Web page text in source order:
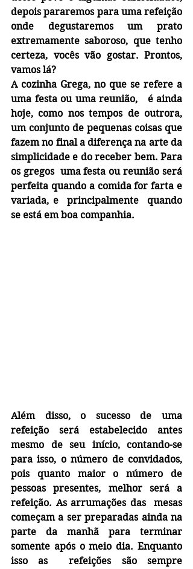
depois pararemos para uma refeição
onde degustaremos um prato
extremamente saboroso, que tenho
certeza, vocês vão gostar. Prontos,
vamos lá?
A cozinha Grega, no que se refere a
uma festa ou uma reunião,   é ainda
hoje, como nos tempos de outrora,
um conjunto de pequenas coisas que
fazem no final a diferença na arte da
simplicidade e do receber bem. Para
os gregos  uma festa ou reunião será
perfeita quando a comida for farta e
variada, e  principalmente  quando
se está em boa companhia.
Além disso, o sucesso de uma
refeição será estabelecido antes
mesmo de seu início, contando-se
para isso, o número de convidados,
pois quanto maior o número de
pessoas presentes, melhor será a
refeição. As arrumações das  mesas
começam a ser preparadas ainda na
parte da manhã para terminar
somente após o meio dia. Enquanto
isso as  refeições são sempre